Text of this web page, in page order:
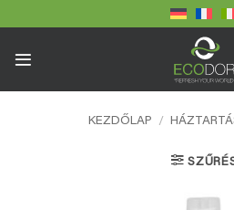
to
KEZDŐLAP /